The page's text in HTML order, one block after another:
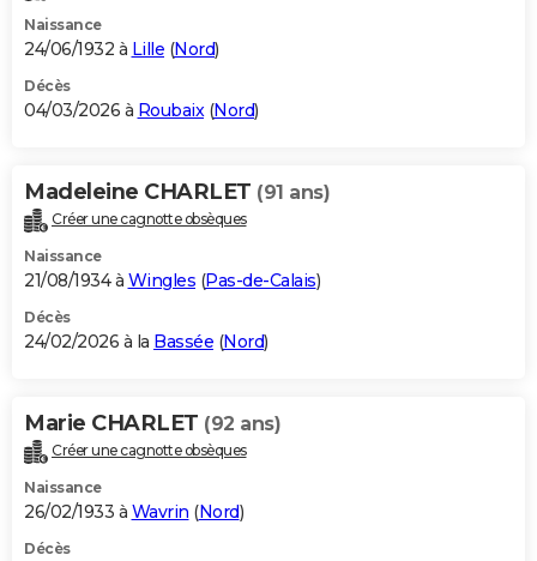
Naissance
24/06/1932 à Lille (Nord)
Décès
04/03/2026 à Roubaix(Nord)
Madeleine CHARLET (91 ans)
Créer une cagnotte obsèques
Naissance
21/08/1934 à Wingles (Pas-de-Calais)
Décès
24/02/2026 à la Bassée (Nord)
Marie CHARLET (92 ans)
Créer une cagnotte obsèques
Naissance
26/02/1933 à Wavrin (Nord)
Décès